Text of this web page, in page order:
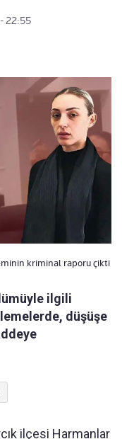
22:55
kriminal raporu çikti
ilgili
düşüşe
ilçesi Harmanlar